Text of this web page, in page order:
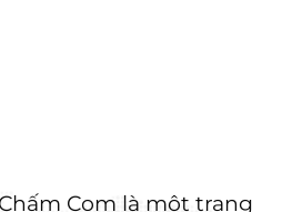
Com là một trang